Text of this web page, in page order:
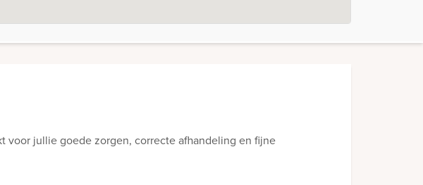
voor jullie goede zorgen, correcte afhandeling en fijne